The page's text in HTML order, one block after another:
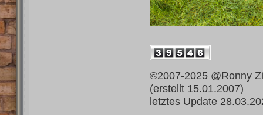
©2007-2025 @Ronny
(erstellt
letztes Update